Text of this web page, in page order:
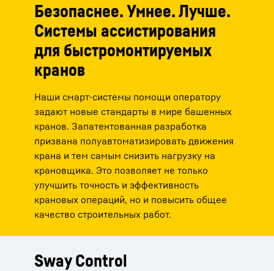
Безопаснее. Умнее. Лучше.
Системы ассистирования
для быстромонтируемых
кранов
Наши смарт-системы помощи оператору
задают новые стандарты в мире башенных
кранов. Запатентованная разработка
призвана полуавтоматизировать движения
крана и тем самым снизить нагрузку на
крановщика. Это позволяет не только
улучшить точность и эффективность
крановых операций, но и повысить общее
качество строительных работ.
Sway Control